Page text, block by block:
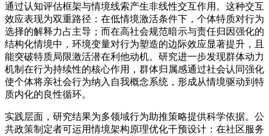
通过认知评估框架与情境线索产生非线性交互作用。这种交互
效应表现为双重路径：在低情境激活条件下，个体特质对行为
选择的解释力占主导；而在高社会规范暗示与责任归因强化的
结构化情境中，环境变量对行为塑造的边际效应显著提升，且
能突破特质局限激活潜在利他动机。研究进一步发现群体动力
机制在行为持续性的核心作用，群体归属感通过社会认同强化
使个体将亲社会行为纳入自我概念系统，形成从情境驱动到特
质内化的良性循环。
实践层面，研究结果为多领域行为助推策略提供科学依据。公
共政策制定者可运用情境架构原理优化干预设计：在社区服务